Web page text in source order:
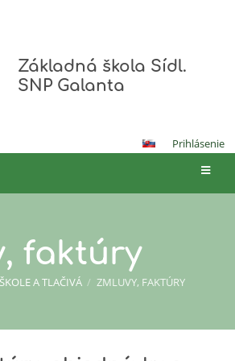
Základná škola Sídl.
SNP Galanta
Prihlásenie
faktúry
A TLAČIVÁ / ZMLUVY, FAKTÚRY